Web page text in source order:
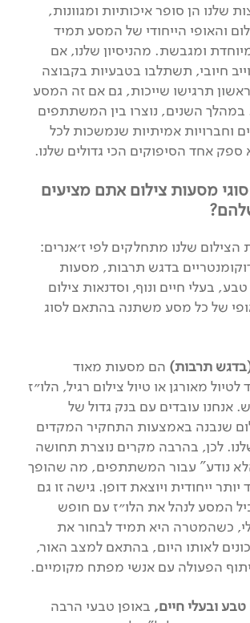
שלנו הן סופר איכותיות ומגוונות,
והאופי הייחודי של המסע תמיד
מיוחדת ומגבשת. מהניסיון שלנו, אם
חיובי, תשתלבו בטבעיות בקבוצה
תרגישו שייכות, גם אם זה המסע
השנים, נוצרו בין המשתתפים
וחברויות אמיתיות שנמשכות לכל
ספק אחד הסיפוקים הכי גדולים שלנו.
מסעות צילום אתם מציעים
הצילום שלנו מתחלקים לפי ז׳אנרים:
בדגש תרבות, מסעות
בעלי חיים ונוף, וסדנאות צילום
של כל מסע משתנה בהתאם לסוג
תרבות) הם מסעות מאוד
לטיול מאורגן או טיול צילום רגיל, הלו״ז
אנחנו עובדים עם בנק גדול של
שנבנה באמצעות התחקיר המקדים
לכן, בהרבה מקרים נוצרת תחושה
נודע" עבור המשתתפים, מה שהופך
ייחודית ויוצאת דופן. גישה זו גם
המסע לנהל את הלו״ז עם חופש
כשהמטרה היא תמיד לבחור את
לאותו היום, בהתאם למצב האור,
הפעולה עם אנשי מפתח מקומיים.
ובעלי חיים, באופן טבעי הרבה